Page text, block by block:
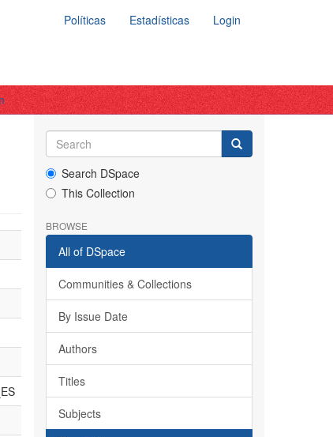
Políticas Estadísticas Login
Search DSpace
This Collection
BROWSE
All of DSpace
Communities & Collections
By Issue Date
Authors
Titles
Subjects